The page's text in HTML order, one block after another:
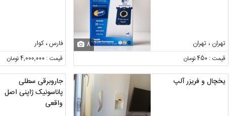
تهران ، تهران 8
قیمت : 450 تومان
فارس ، کوار
قیمت : 4,000,000 تومان
یخچال و فریزر آلپ
جاروبرقی سطلی
پاناسونیک ژاپنی اصل
واقعی